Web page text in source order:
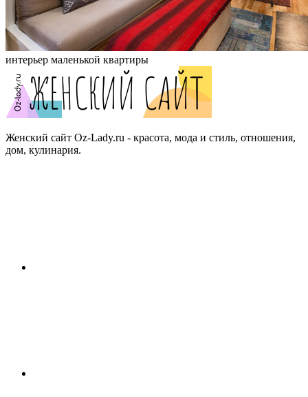
интерьер маленькой квартиры
Женский сайт Oz-Lady.ru - красота, мода и стиль, отношения,
дом, кулинария.